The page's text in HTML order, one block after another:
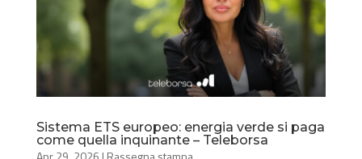
Sistema ETS europeo: energia verde si paga
come quella inquinante – Teleborsa